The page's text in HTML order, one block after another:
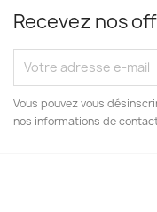
Recevez nos
Vous pouvez vous
nos informations de